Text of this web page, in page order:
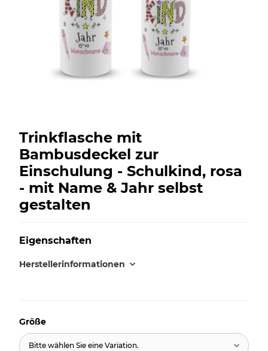
Trinkflasche mit
Bambusdeckel zur
Einschulung - Schulkind, rosa
- mit Name & Jahr selbst
gestalten
Eigenschaften
Herstellerinformationen
Größe
Bitte wählen Sie eine Variation.